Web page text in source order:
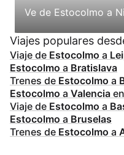
Ve de Estocolmo a
Viajes populares
Viaje de Estocolmo a
Estocolmo a Bratislava
Trenes de Estocolmo a
Estocolmo a Valencia
Viaje de Estocolmo a
Estocolmo a Bruselas
Trenes de Estocolmo a